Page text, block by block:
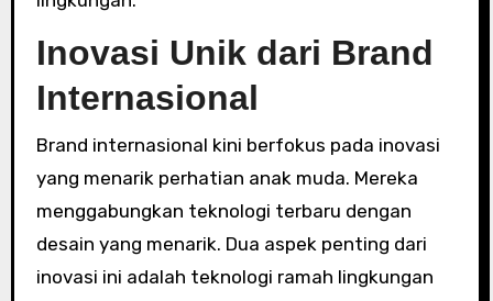
Inovasi Unik dari Brand
Internasional
Brand internasional kini berfokus pada inovasi
yang menarik perhatian anak muda. Mereka
menggabungkan teknologi terbaru dengan
desain yang menarik. Dua aspek penting dari
inovasi ini adalah teknologi ramah lingkungan